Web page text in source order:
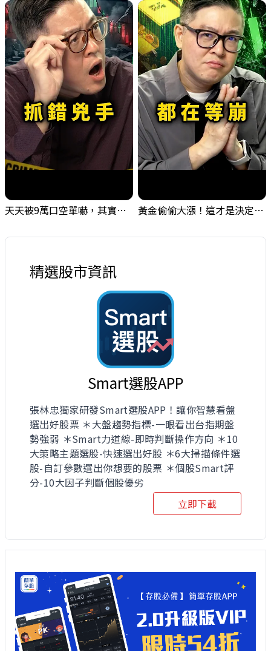
天天被9萬口空單嚇，其實你盯錯地方了｜Mr.Jimmy高志銘 #台股 #外資期貨 #融資 黃金偷偷大漲！這才是決定台股生死的「真風向球」！｜Mr.Jimmy高志銘 #黃金 #美元指數 #聯準會
精選股市資訊
Smart選股APP
張林忠獨家研發Smart選股APP！讓你智慧看盤
選出好股票 ＊大盤趨勢指標-一眼看出台指期盤
勢強弱 ＊Smart力道線-即時判斷操作方向 ＊10
大策略主題選股-快速選出好股 ＊6大掃描條件選
股-自訂參數選出你想要的股票 ＊個股Smart評
分-10大因子判斷個股優劣
立即下載